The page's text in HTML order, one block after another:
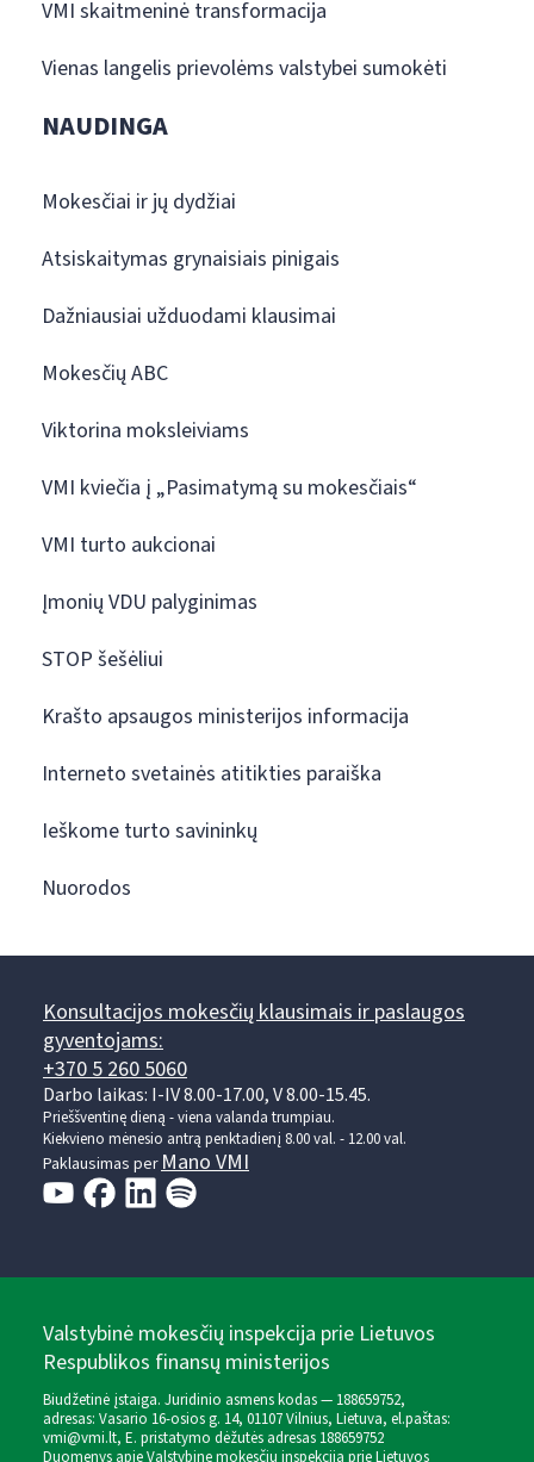
VMI skaitmeninė transformacija
Vienas langelis prievolėms valstybei sumokėti
NAUDINGA
Mokesčiai ir jų dydžiai
Atsiskaitymas grynaisiais pinigais
Dažniausiai užduodami klausimai
Mokesčių ABC
Viktorina moksleiviams
VMI kviečia į „Pasimatymą su mokesčiais“
VMI turto aukcionai
Įmonių VDU palyginimas
STOP šešėliui
Krašto apsaugos ministerijos informacija
Interneto svetainės atitikties paraiška
Ieškome turto savininkų
Nuorodos
Konsultacijos mokesčių klausimais ir paslaugos
gyventojams:
+370 5 260 5060
Darbo laikas: I-IV 8.00-17.00, V 8.00-15.45.
Prieššventinę dieną - viena valanda trumpiau.
Kiekvieno mėnesio antrą penktadienį 8.00 val. - 12.00 val.
Paklausimas perMano VMI
Valstybinė mokesčių inspekcija prie Lietuvos
Respublikos finansų ministerijos
Biudžetinė įstaiga. Juridinio asmens kodas — 188659752,
adresas: Vasario 16-osios g. 14, 01107 Vilnius, Lietuva, el.paštas:
vmi@vmi.lt, E. pristatymo dėžutės adresas 188659752
Duomenys apie Valstybinę mokesčių inspekciją prie Lietuvos